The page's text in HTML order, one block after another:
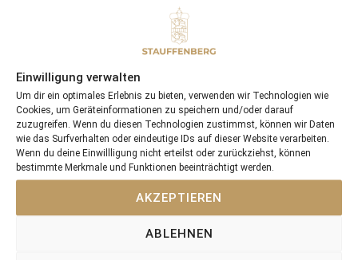
Einwilligung verwalten
Um dir ein optimales Erlebnis zu bieten, verwenden wir Technologien wie
Cookies, um Geräteinformationen zu speichern und/oder darauf
zuzugreifen. Wenn du diesen Technologien zustimmst, können wir Daten
wie das Surfverhalten oder eindeutige IDs auf dieser Website verarbeiten.
Wenn du deine Einwillligung nicht erteilst oder zurückziehst, können
bestimmte Merkmale und Funktionen beeinträchtigt werden.
AKZEPTIEREN
ABLEHNEN